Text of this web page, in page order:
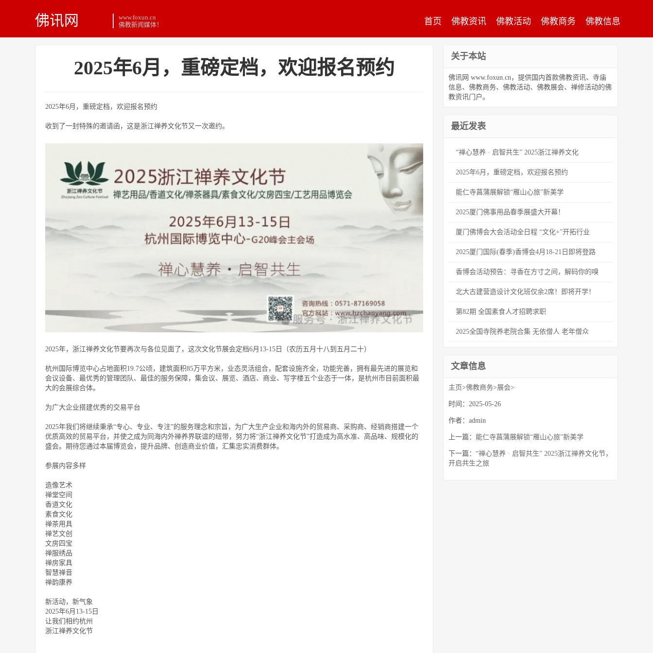
佛讯网
www.foxun.cn
佛教新闻媒体！
首页 佛教资讯 佛教活动 佛教商务 佛教信息
2025年6月，重磅定档，欢迎报名预约
2025年6月，重磅定档，欢迎报名预约
收到了一封特殊的邀请函，这是浙江禅养文化节又一次邀约。
2025年，浙江禅养文化节要再次与各位见面了，这次文化节展会定档6月13-15日（农历五月十八到五月二十）
杭州国际博览中心占地面积19.7公顷，建筑面积85万平方米，业态灵活组合，配套设施齐全，功能完善，拥有最先进的展览和
会议设备、最优秀的管理团队、最佳的服务保障，集会议、展览、酒店、商业、写字楼五个业态于一体，是杭州市目前面积最
大的会展综合体。
为广大企业搭建优秀的交易平台
2025年我们将继续秉承“专心、专业、专注”的服务理念和宗旨，为广大生产企业和海内外的贸易商、采购商、经销商搭建一个
优质高效的贸易平台，并使之成为同海内外禅养界联谊的纽带，努力将“浙江禅养文化节”打造成为高水准、高品味、规模化的
盛会。期待您通过本届博览会，提升品牌、创造商业价值，汇集忠实消费群体。
参展内容多样
造像艺术
禅堂空间
香道文化
素食文化
禅茶用具
禅艺文创
文房四宝
禅服绣品
禅房家具
智慧禅音
禅韵康养
新活动，新气象
2025年6月13-15日
让我们相约杭州
浙江禅养文化节
关于本站
佛讯网 www.foxun.cn，提供国内首款佛教资讯、寺庙
信息、佛教商务、佛教活动、佛教展会、禅修活动的佛
教资讯门户。
最近发表
“禅心慧养 · 启智共生” 2025浙江禅养文化
2025年6月，重磅定档，欢迎报名预约
能仁寺菖蒲展解锁“雁山心旅”新美学
2025厦门佛事用品春季展盛大开幕！
厦门佛博会大会活动全日程 “文化+”开拓行业
2025厦门国际(春季)香博会4月18-21日即将登路
香博会活动预告：寻香在方寸之间，解码你的嗅
北大古建营造设计文化班仅余2席！即将开学！
第82期 全国素食人才招聘求职
2025全国寺院养老院合集 无依僧人 老年僧众
文章信息
主页>佛教商务>展会>
时间：2025-05-26
作者：admin
上一篇： 能仁寺菖蒲展解锁“雁山心旅”新美学
下一篇： “禅心慧养 · 启智共生” 2025浙江禅养文化节，
开启共生之旅